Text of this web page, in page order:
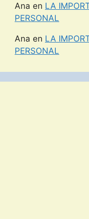
Ana en LA
PERSONAL
Ana en LA
PERSONAL